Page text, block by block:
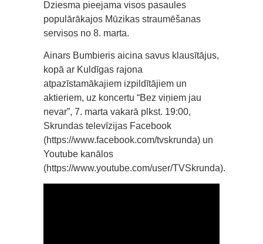
Dziesma pieejama visos pasaules
populārākajos Mūzikas straumēšanas
servisos no 8. marta.
Ainars Bumbieris aicina savus klausītājus,
kopā ar Kuldīgas rajona
atpazīstamākajiem izpildītājiem un
aktieriem, uz koncertu “Bez viņiem jau
nevar”, 7. marta vakarā plkst. 19:00,
Skrundas televīzijas Facebook
(https://www.facebook.com/tvskrunda) un
Youtube kanālos
(https://www.youtube.com/user/TVSkrunda).